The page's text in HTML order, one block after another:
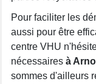
Pour faciliter les
aussi pour être
centre VHU
nécessaires à
sommes d'ailleurs